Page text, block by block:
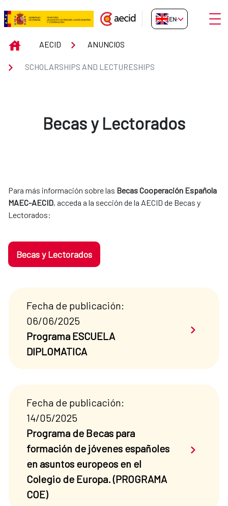
Skip to Main Content
Scholarships and Lectureships
EN-GB
INICIOAECID ANUNCIOS
SCHOLARSHIPS AND LECTURESHIPS
Becas y Lectorados
Para más información sobre las Becas Cooperación Española
MAEC-AECID, acceda a la sección de la AECID de Becas y
Lectorados:
Becas y Lectorados
Fecha de publicación:
06/06/2025
Programa ESCUELA
DIPLOMATICA
Saber
Fecha de publicación:
14/05/2025
Programa de Becas para
formación de jóvenes españoles
en asuntos europeos en el
Colegio de Europa. (PROGRAMA
COE)
Saber